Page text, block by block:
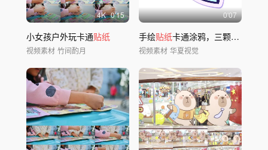
4K 0'15
小女孩户外玩卡通贴纸
视频素材 竹间酌月
0'07
手绘贴纸卡通涂鸦，三颗咖啡豆的振动运动动画
视频素材 华夏视觉